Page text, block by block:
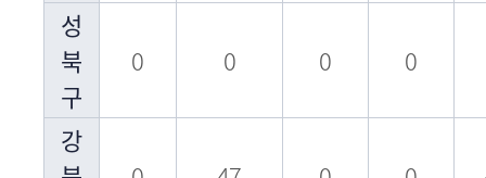
성
북
구
0 0 0 0
강